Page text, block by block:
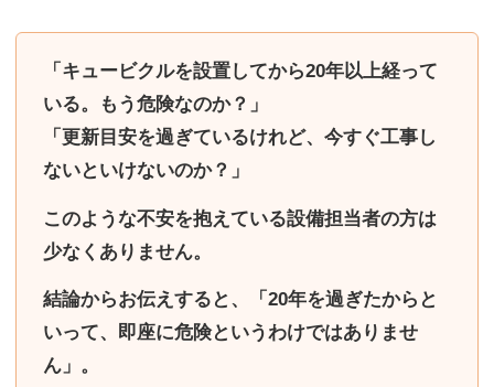
「キュービクルを設置してから20年以上経って
いる。もう危険なのか？」
「更新目安を過ぎているけれど、今すぐ工事し
ないといけないのか？」
このような不安を抱えている設備担当者の方は
少なくありません。
結論からお伝えすると、
「20年を過ぎたからと
いって、即座に危険というわけではありませ
ん」 。